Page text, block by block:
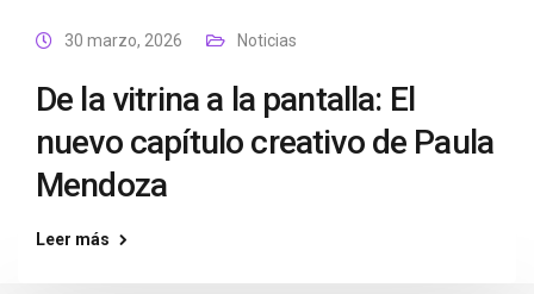
30 marzo, 2026 Noticias
De la vitrina a la pantalla: El
nuevo capítulo creativo de Paula
Mendoza
Leer más